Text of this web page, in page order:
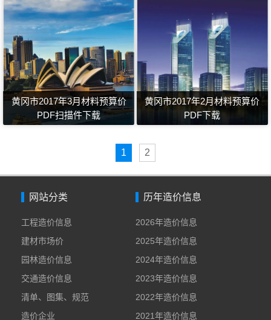
黄冈市2017年3月材料预算价
PDF扫描件下载
黄冈市2017年2月材料预算价
PDF下载
1 2
网站分类
工程造价信息
建材市场价
园林造价信息
交通造价信息
清单、图集、规范
造价企业
历年造价信息
2026年造价信息
2025年造价信息
2024年造价信息
2023年造价信息
2022年造价信息
2021年造价信息